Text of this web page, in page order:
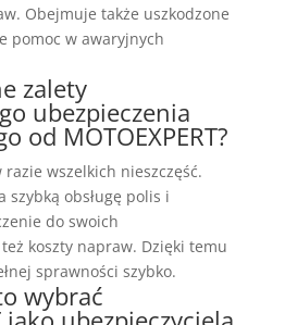
Obejmuje także uszkodzone
pomoc w awaryjnych
zalety
ubezpieczenia
od MOTOEXPERT?
wszelkich nieszczęść.
szybką obsługę polis i
do swoich
koszty napraw. Dzięki temu
sprawności szybko.
wybrać